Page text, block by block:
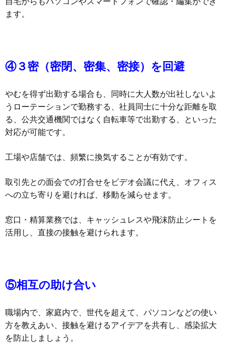
ます。
④３密（密閉、密集、密接）を回避
やむを得ず出勤する場合も、同時に大人数が出社しないよ
うローテーションで勤務する、社員同士に十分な距離を取
る、公共交通機関ではなく自転車等で出勤する、といった
対応が可能です。
工場や店舗では、頻繁に換気することが有効です。
取引先との面会での打合せをビデオ会議に代え、オフィス
への立ち寄りを避ければ、移動を減らせます。
窓口・精算業務では、キャッシュレスや飛沫防止シートを
活用し、直接の接触を避けられます。
⑤相互の助け合い
職場内で、家庭内で、世代を超えて、パソコンなどの使い
方を教えあい、接触を避けるアイデアを共有し、感染拡大
を防止しましょう。